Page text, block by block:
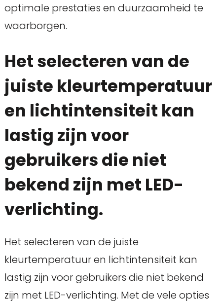
optimale prestaties en duurzaamheid te
waarborgen.
Het selecteren van de
juiste kleurtemperatuur
en lichtintensiteit kan
lastig zijn voor
gebruikers die niet
bekend zijn met LED-
verlichting.
Het selecteren van de juiste
kleurtemperatuur en lichtintensiteit kan
lastig zijn voor gebruikers die niet bekend
zijn met LED-verlichting. Met de vele opties